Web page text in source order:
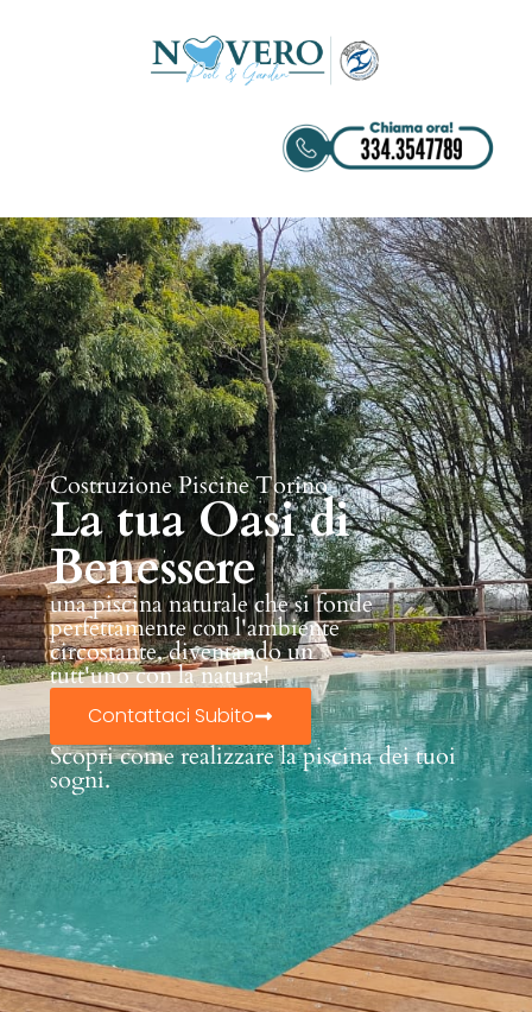
Costruzione Piscine Torino
La tua Oasi di
Benessere
una piscina naturale che si fonde
perfettamente con l'ambiente
circostante, diventando un
tutt'uno con la natura!
Contattaci Subito
Scopri come realizzare la piscina dei tuoi
sogni.